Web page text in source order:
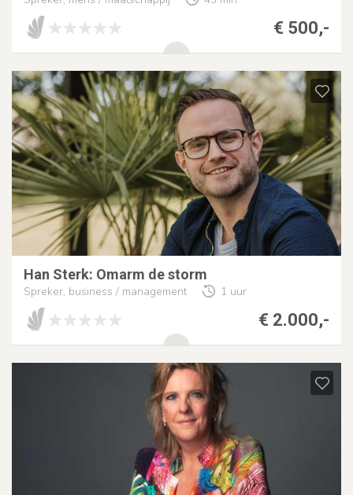
€ 500,-
Han Sterk: Omarm de storm
Spreker, business / management 1 uur
€ 2.000,-